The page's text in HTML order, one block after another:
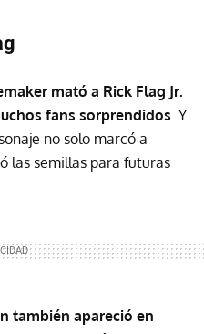
mató a Rick Flag Jr.
fans sorprendidos. Y
no solo marcó a
las semillas para futuras
también apareció en